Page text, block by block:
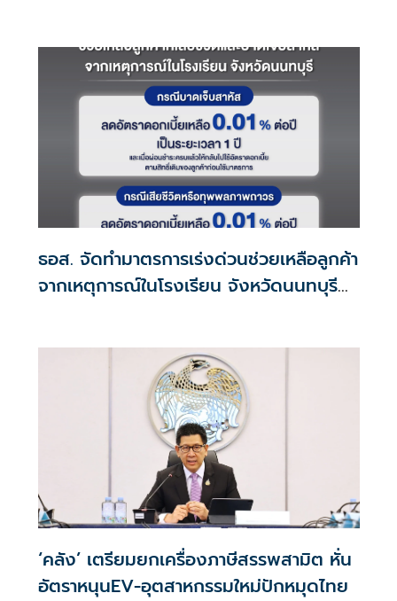
ธอส. จัดทำมาตรการเร่งด่วนช่วยเหลือลูกค้า
จากเหตุการณ์ในโรงเรียน จังหวัดนนทบุรี
‘คลัง’ เตรียมยกเครื่องภาษีสรรพสามิต หั่น
อัตราหนุนEV-อุตสาหกรรมใหม่ปักหมุดไทย